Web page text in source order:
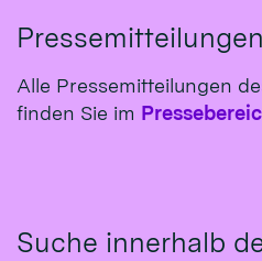
Pressemitteilungen
Alle Pressemitteilungen
finden Sie im
Suche innerhalb